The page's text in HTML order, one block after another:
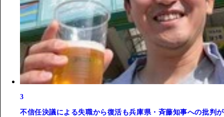
3
不信任決議による失職から復活も兵庫県・斉藤知事への批判が